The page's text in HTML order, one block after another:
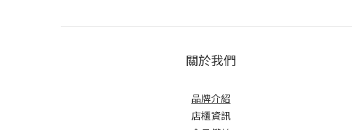
關於我們
品牌介紹
店櫃資訊